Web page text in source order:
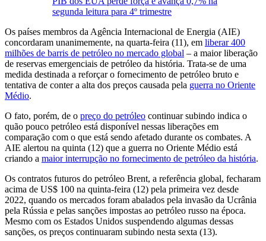
segunda leitura para 4º trimestre
Os países membros da Agência Internacional de Energia (AIE)
concordaram unanimemente, na quarta-feira (11), em liberar 400
milhões de barris de petróleo no mercado global – a maior liberação
de reservas emergenciais de petróleo da história. Trata-se de uma
medida destinada a reforçar o fornecimento de petróleo bruto e
tentativa de conter a alta dos preços causada pela guerra no Oriente
Médio.
O fato, porém, de o preço do petróleo continuar subindo indica o
quão pouco petróleo está disponível nessas liberações em
comparação com o que está sendo afetado durante os combates. A
AIE alertou na quinta (12) que a guerra no Oriente Médio está
criando a maior interrupção no ​fornecimento de petróleo da história.
Os contratos futuros do petróleo Brent, a referência global, fecharam
acima de US$ 100 na quinta-feira (12) pela primeira vez desde
2022, quando os mercados foram abalados pela invasão da Ucrânia
pela Rússia e pelas sanções impostas ao petróleo russo na época.
Mesmo com os Estados Unidos suspendendo algumas dessas
sanções, os preços continuaram subindo nesta sexta (13).